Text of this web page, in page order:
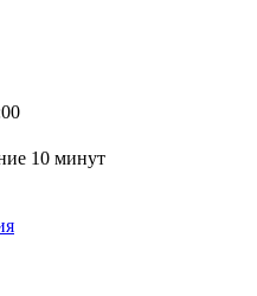
10 минут